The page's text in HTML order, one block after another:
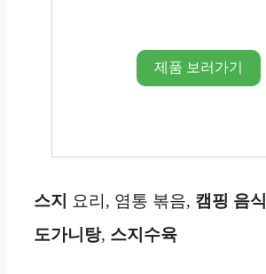
제품 보러가기
스지 요리, 염통 볶음, 캠핑 음식
도가니탕, 스지수육